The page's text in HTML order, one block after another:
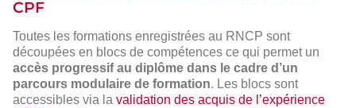
CPF
Toutes les formations enregistrées au RNCP sont
découpées en blocs de compétences ce qui permet un
accès progressif au diplôme dans le cadre d’un
parcours modulaire de formation. Les blocs sont
accessibles via la validation des acquis de l’expérience